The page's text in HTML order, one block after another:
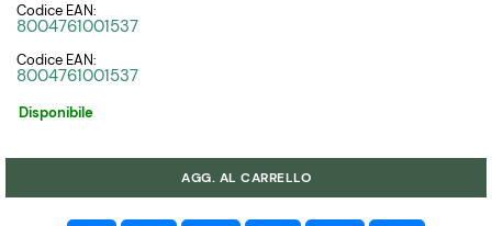
Codice EAN:
8004761001537
Codice EAN:
8004761001537
Disponibile
AGG. AL CARRELLO